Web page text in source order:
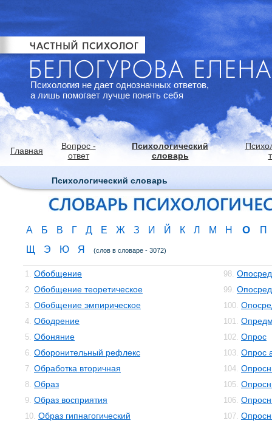
Психология не дает однозначных ответов,
а лишь помогает лучше понять себя
Главная
Вопрос -
ответ
Психологический
словарь
Психологический словарь
А Б В Г Д Е Ж З И Й К Л М Н О
П
Щ
Э Ю Я (слов в словаре - 3072)
1. Обобщение
2. Обобщение теоретическое
3. Обобщение эмпирическое
4. Ободрение
5. Обоняние
6. Оборонительный рефлекс
7. Обработка вторичная
8. Образ
9. Образ восприятия
10. Образ гипнагогический
98.
99.
100.
101.
102. Опрос
103. Опрос
104.
105.
106.
107.